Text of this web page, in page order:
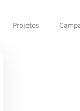
Projetos